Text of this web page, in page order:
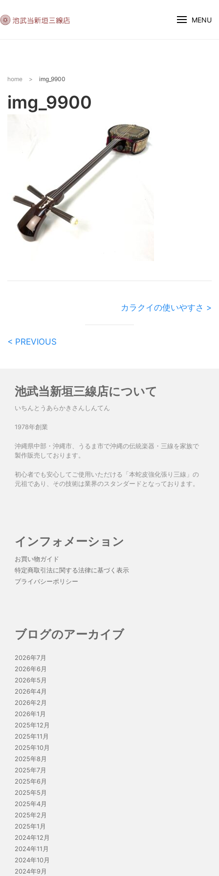
MENU
home > img_9900
img_9900
カラクイの使いやすさ >
< PREVIOUS
池武当新垣三線店について
いちんとうあらかきさんしんてん
1978年創業
沖縄県中部・沖縄市、うるま市で沖縄の伝統楽器・三線を家族で
製作販売しております。
初心者でも安心してご使用いただける「本蛇皮強化張り三線」の
元祖であり、その技術は業界のスタンダードとなっております。
インフォメーション
お買い物ガイド
特定商取引法に関する法律に基づく表示
プライバシーポリシー
ブログのアーカイブ
2026年7月
2026年6月
2026年5月
2026年4月
2026年2月
2026年1月
2025年12月
2025年11月
2025年10月
2025年8月
2025年7月
2025年6月
2025年5月
2025年4月
2025年2月
2025年1月
2024年12月
2024年11月
2024年10月
2024年9月